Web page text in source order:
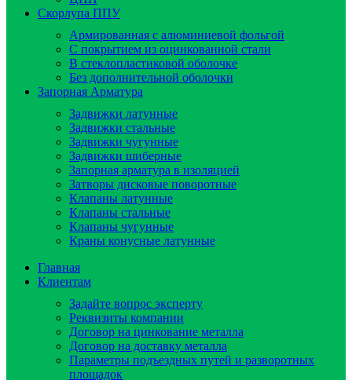
Скорлупа ППУ
Армированная с алюминиевой фольгой
C покрытием из оцинкованной стали
В стеклопластиковой оболочке
Без дополнительной оболочки
Запорная Арматура
Задвижки латунные
Задвижки стальные
Задвижки чугунные
Задвижки шиберные
Запорная арматура в изоляцией
Затворы дисковые поворотные
Клапаны латунные
Клапаны стальные
Клапаны чугунные
Краны конусные латунные
Главная
Клиентам
Задайте вопрос эксперту
Реквизиты компании
Договор на цинкование металла
Договор на доставку металла
Параметры подъездных путей и разворотных
площадок